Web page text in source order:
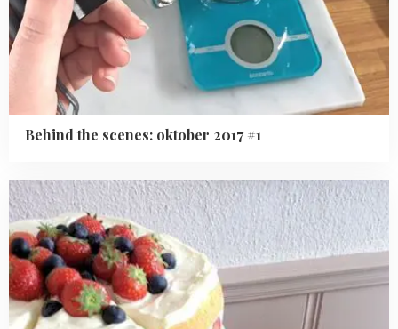
Behind the scenes: oktober 2017 #1
Read
more
about
Behind
the
scenes:
juni